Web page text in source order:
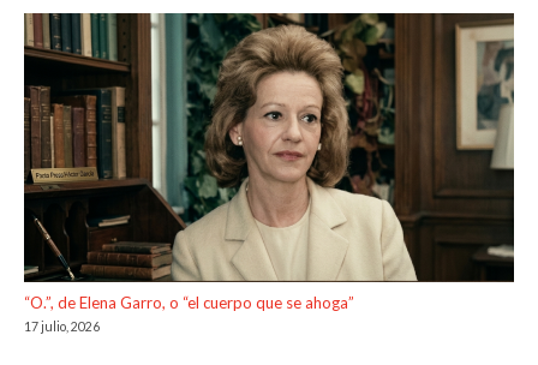
“O.”, de Elena Garro, o “el cuerpo que se ahoga”
17 julio, 2026